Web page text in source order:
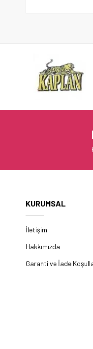
KURUMSAL
İletişim
Hakkımızda
Garanti ve İade